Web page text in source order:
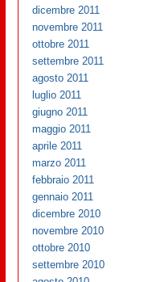
dicembre 2011
novembre 2011
ottobre 2011
settembre 2011
agosto 2011
luglio 2011
giugno 2011
maggio 2011
aprile 2011
marzo 2011
febbraio 2011
gennaio 2011
dicembre 2010
novembre 2010
ottobre 2010
settembre 2010